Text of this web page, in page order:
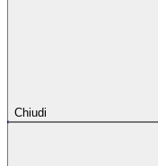
Chiudi